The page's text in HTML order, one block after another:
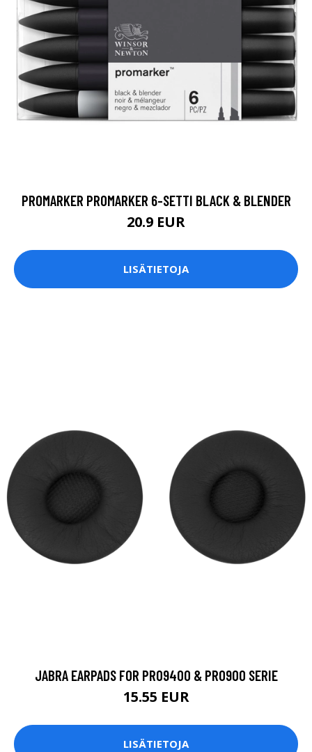
PROMARKER PROMARKER 6-SETTI BLACK & BLENDER
20.9 EUR
LISÄTIETOJA
JABRA EARPADS FOR PRO9400 & PRO900 SERIE
15.55 EUR
LISÄTIETOJA